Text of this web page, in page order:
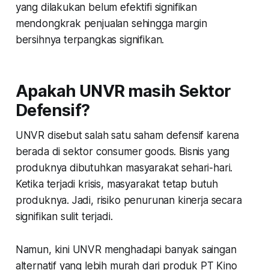
yang dilakukan belum efektifi signifikan
mendongkrak penjualan sehingga margin
bersihnya terpangkas signifikan.
Apakah UNVR masih Sektor
Defensif?
UNVR disebut salah satu saham defensif karena
berada di sektor consumer goods. Bisnis yang
produknya dibutuhkan masyarakat sehari-hari.
Ketika terjadi krisis, masyarakat tetap butuh
produknya. Jadi, risiko penurunan kinerja secara
signifikan sulit terjadi.
Namun, kini UNVR menghadapi banyak saingan
alternatif yang lebih murah dari produk PT Kino